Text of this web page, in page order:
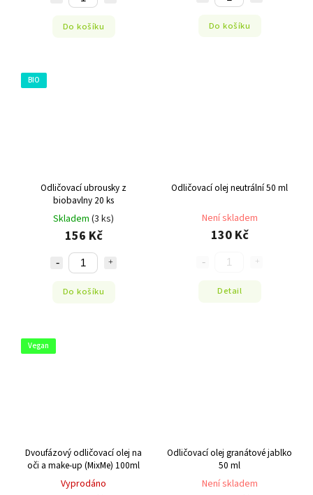
Do košíku Do košíku
BIO
Odličovací ubrousky z
biobavlny 20 ks
Skladem (3 ks)
156 Kč
Do košíku
Odličovací olej neutrální 50 ml
Není skladem
130 Kč
Detail
Vegan
Dvoufázový odličovací olej na
oči a make-up (MixMe) 100ml
Vyprodáno
Odličovací olej granátové jablko
50 ml
Není skladem